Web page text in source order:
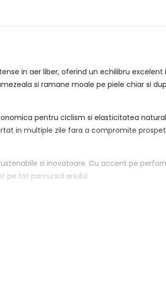
in aer liber, oferind un echilibru
si ramane moale pe piele chiar si
pentru ciclism si elasticitatea
in multiple zile fara a compromite
si inovatoare. Cu accent pe
pe tot parcursul anului.